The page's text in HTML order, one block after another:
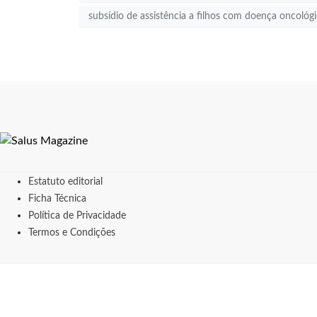
subsídio de assistência a filhos com doença
Estatuto editorial
Ficha Técnica
Política de Privacidade
Termos e Condições